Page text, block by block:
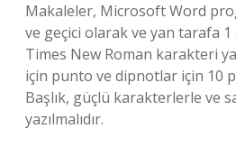
Makaleler, Microsoft Word
ve geçici olarak ve yan tarafa 1
Times New Roman karakteri
için punto ve dipnotlar için 10
Başlık, güçlü karakterlerle ve
yazılmalıdır.